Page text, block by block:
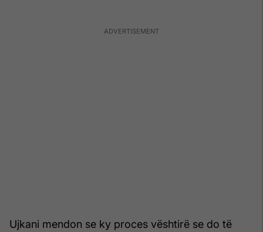
Ujkani mendon se ky proces vështirë se do të